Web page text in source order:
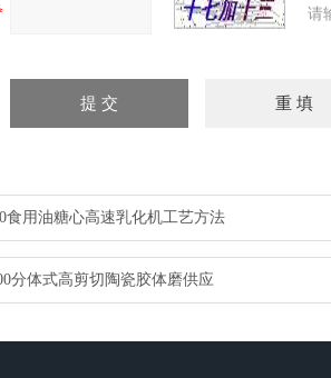
请
食用油糖心高速乳化机工艺方法
分体式高剪切陶瓷胶体磨供应